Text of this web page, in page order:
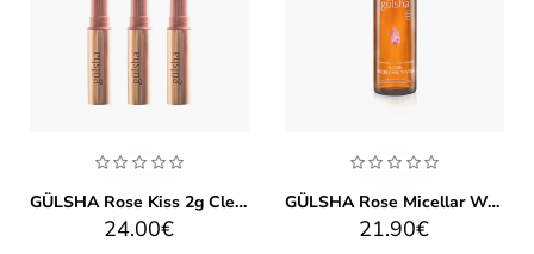
GÜLSHA Rose Kiss 2g Clear, Dawn & Petal
24.00€
GÜLSHA Rose Micellar Water 200ml
21.90€